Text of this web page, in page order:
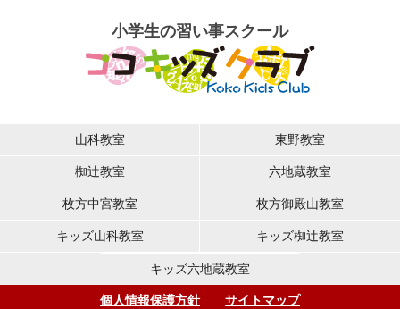
小学生の習い事スクール
山科教室 東野教室
椥辻教室 六地蔵教室
枚方中宮教室 枚方御殿山教室
キッズ山科教室 キッズ椥辻教室
キッズ六地蔵教室
個人情報保護方針 サイトマップ